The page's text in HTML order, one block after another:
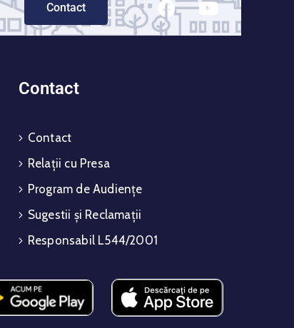
Contact
Contact
Contact
Relații cu Presa
Program de Audiențe
Sugestii și Reclamații
Responsabil L544/2001